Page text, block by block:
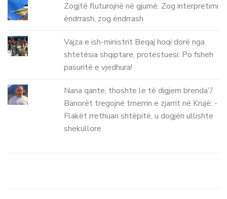
Zogjtë fluturojnë në gjumë. Zog interpretimi
ëndrrash, zog ëndrrash
Vajza e ish-ministrit Beqaj hoqi dorë nga
shtetësia shqiptare, protestuesi: Po fsheh
pasuritë e vjedhura!
Nana qante, thoshte le të digjem brenda”/
Banorët tregojnë tmerrin e zjarrit në Krujë: -
Flakët rrethuan shtëpitë, u dogjën ullishte
shekullore